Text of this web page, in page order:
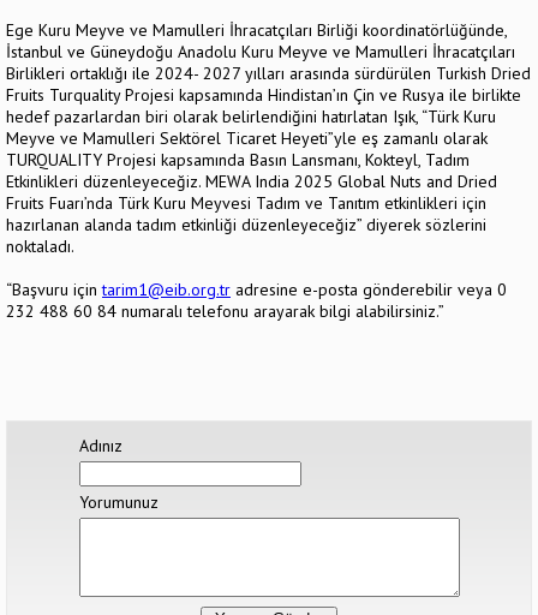
Ege Kuru Meyve ve Mamulleri İhracatçıları Birliği koordinatörlüğünde,
İstanbul ve Güneydoğu Anadolu Kuru Meyve ve Mamulleri İhracatçıları
Birlikleri ortaklığı ile 2024- 2027 yılları arasında sürdürülen Turkish Dried
Fruits Turquality Projesi kapsamında Hindistan’ın Çin ve Rusya ile birlikte
hedef pazarlardan biri olarak belirlendiğini hatırlatan Işık, “Türk Kuru
Meyve ve Mamulleri Sektörel Ticaret Heyeti”yle eş zamanlı olarak
TURQUALITY Projesi kapsamında Basın Lansmanı, Kokteyl, Tadım
Etkinlikleri düzenleyeceğiz. MEWA India 2025 Global Nuts and Dried
Fruits Fuarı’nda Türk Kuru Meyvesi Tadım ve Tanıtım etkinlikleri için
hazırlanan alanda tadım etkinliği düzenleyeceğiz” diyerek sözlerini
noktaladı.
“Başvuru içintarim1@eib.org.tr adresine e-posta gönderebilir veya 0
232 488 60 84 numaralı telefonu arayarak bilgi alabilirsiniz.”
Adınız
Yorumunuz